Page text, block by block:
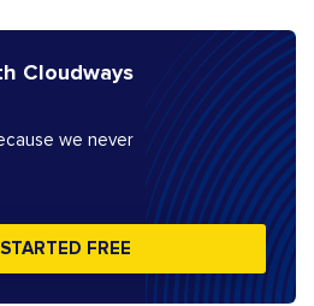
Cloudways
we never
FREE